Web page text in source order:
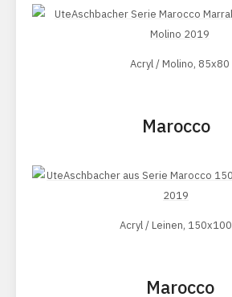
Acryl / Molino, 85x80
Marocco
Acryl / Leinen, 150x100
Marocco